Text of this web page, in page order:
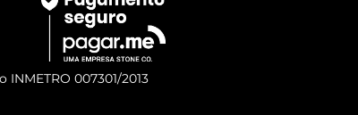
INMETRO 007301/2013